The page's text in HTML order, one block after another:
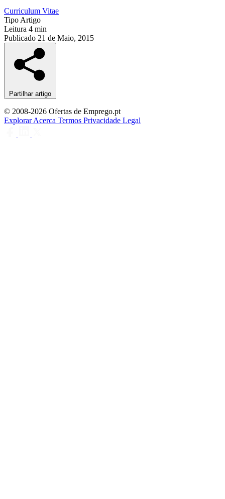
Curriculum Vitae
Tipo Artigo
Leitura 4 min
Publicado 21 de Maio, 2015
Partilhar artigo
© 2008-2026 Ofertas de Emprego.pt
ExplorarAcerca Termos Privacidade Legal